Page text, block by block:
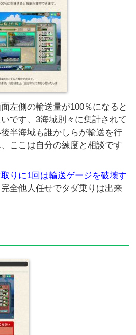
左側の輸送量が100％になると
です、3海域別々に集計されて
半海域も誰かしらが輸送を行
ここは自分の練度と相談です
りに1回は輸送ゲージを破壊す
完全他人任せでタダ乗りは出来